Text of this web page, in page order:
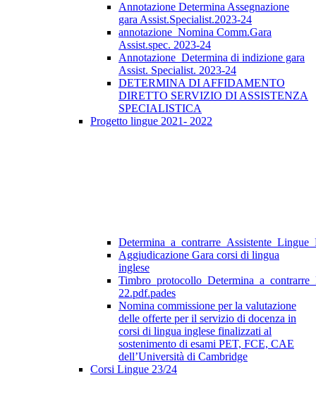
Annotazione Determina Assegnazione
gara Assist.Specialist.2023-24
annotazione_Nomina Comm.Gara
Assist.spec. 2023-24
Annotazione_Determina di indizione gara
Assist. Specialist. 2023-24
DETERMINA DI AFFIDAMENTO
DIRETTO SERVIZIO DI ASSISTENZA
SPECIALISTICA
Progetto lingue 2021- 2022
Aggiudicazione Gara corsi di lingua
inglese
22.pdf.pades
Nomina commissione per la valutazione
delle offerte per il servizio di docenza in
corsi di lingua inglese finalizzati al
sostenimento di esami PET, FCE, CAE
dell’Università di Cambridge
Corsi Lingue 23/24